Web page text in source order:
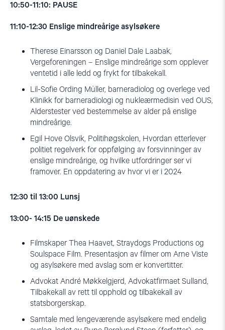
10:50-11:10: PAUSE
11:10-12:30 Enslige mindreårige asylsøkere
Therese Einarsson og Daniel Dale Laabak,
Vergeforeningen – Enslige mindreårige som opplever
ventetid i alle ledd og frykt for tilbakekall.
Lil-Sofie Ording Müller, barneradiolog og overlege ved
Klinikk for barneradiologi og nukleærmedisin ved OUS,
Alderstester ved bestemmelse av alder på enslige
mindreårige.
Egil Hove Olsvik, Politihøgskolen, Hvordan etterlever
politiet regelverk for oppfølging av forsvinninger av
enslige mindreårige, og hvilke utfordringer ser vi
framover. En oppdatering av hvor vi er i 2024
12:30 til 13:00 Lunsj
13:00- 14:15 De uønskede
Filmskaper Thea Haavet, Straydogs Productions og
Soulspace Film. Presentasjon av filmer om Arne Viste
og asylsøkere med avslag som er konvertitter.
Advokat André Møkkelgjerd, Advokatfirmaet Sulland,
Tilbakekall av rett til opphold og tilbakekall av
statsborgerskap.
Samtale med lengeværende asylsøkere med endelig